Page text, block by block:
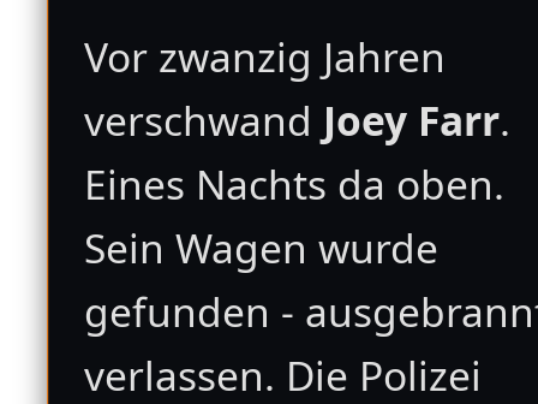
Vor zwanzig Jahren
verschwand Joey Farr.
Eines Nachts da oben.
Sein Wagen wurde
gefunden -
verlassen. Die Polizei